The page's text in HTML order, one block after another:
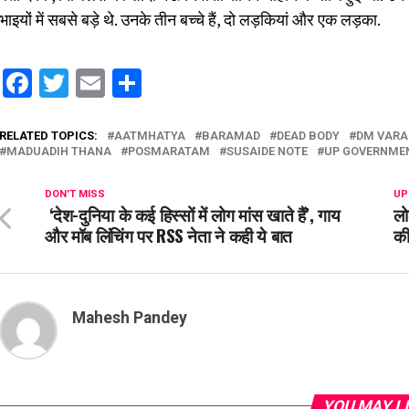
भाइयों में सबसे बड़े थे. उनके तीन बच्चे हैं, दो लड़कियां और एक लड़का.
Facebook
Twitter
Email
RELATED TOPICS: AATMHATYA BARAMAD DEAD BODY
DM
MADUADIH THANA
POSMARATAM SUSAIDE NOTE UP
DON'T MISS
‘देश-दुनिया के कई हिस्सों में लोग मांस खाते हैं’, गाय
और मॉब लिंचिंग पर RSS नेता ने कही ये बात
Mahesh Pandey